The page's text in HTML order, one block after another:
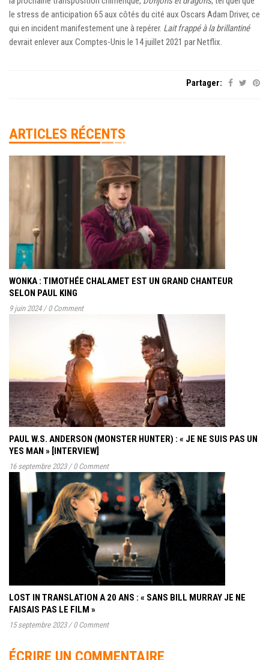
le stress de anticipation 65 aux côtés du cité aux Oscars Adam Driver, ce
qui en incident manifestement une à repérer. Lait frappé à la brillantiné
devrait enlever aux Comptes-Unis le 14 juillet 2021 par Netflix.
Partager:
ARTICLES RÉCENTS
WONKA : TIMOTHÉE CHALAMET EST UN GRAND CHANTEUR
SELON PAUL KING
9 juin 2024 / 0 Comment
PAUL W.S. ANDERSON (MONSTER HUNTER) : « JE NE SUIS PAS UN
YES MAN » [INTERVIEW]
16 septembre 2023 / 0 Comment
LOST IN TRANSLATION A 20 ANS : « SANS BILL MURRAY JE NE
FAISAIS PAS LE FILM »
15 septembre 2023 / 0 Comment
ÉCRIRE UN COMMENTAIRE